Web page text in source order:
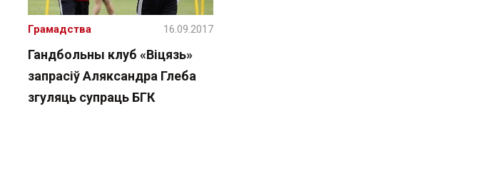
Гандбольны клуб «Віцязь»
запрасіў Аляксандра Глеба
згуляць супраць БГК
Грамадства 16.09.2017